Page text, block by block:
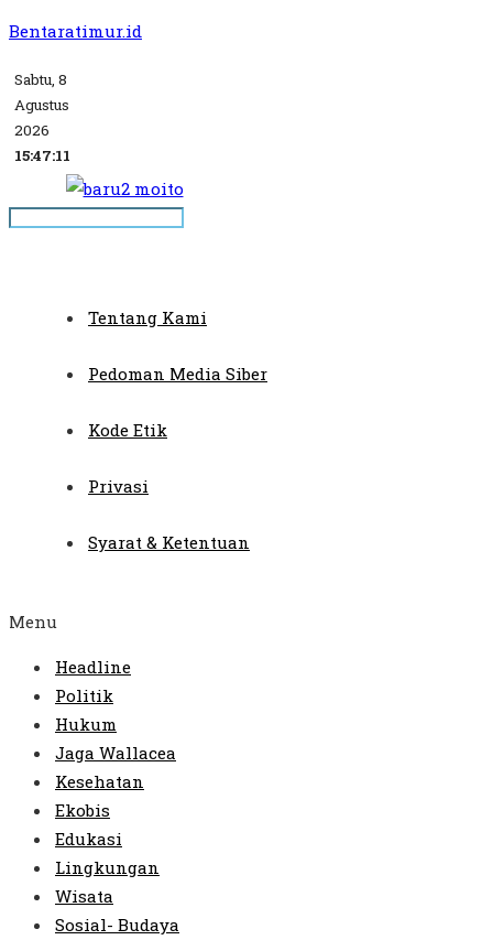
Bentaratimur.id
Sabtu, 8
Agustus
2026
15:47:11
Tentang Kami
Pedoman Media Siber
Kode Etik
Privasi
Syarat & Ketentuan
Menu
Headline
Politik
Hukum
Jaga Wallacea
Kesehatan
Ekobis
Edukasi
Lingkungan
Wisata
Sosial- Budaya